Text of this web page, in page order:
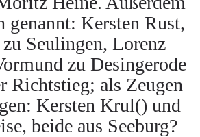
genannt: Kersten Rust,
Seulingen, Lorenz
zu Desingerode
Richtstieg; als Zeugen
Kersten Krul() und
beide aus Seeburg?